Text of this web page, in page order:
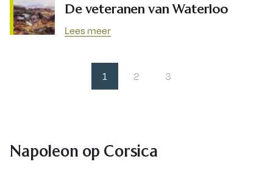
De veteranen van Waterloo
Lees meer
1 2 3
Napoleon op Corsica